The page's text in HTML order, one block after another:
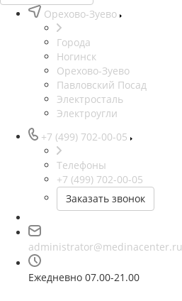
Орехово-Зуево
Города
Ногинск
Орехово-Зуево
Павловский Посад
Электросталь
Электроугли
+7 (499) 702-00-05
Телефоны
+7 (499) 702-00-05
Заказать звонок
administrator@medinacenter.ru
Ежедневно 07.00-21.00